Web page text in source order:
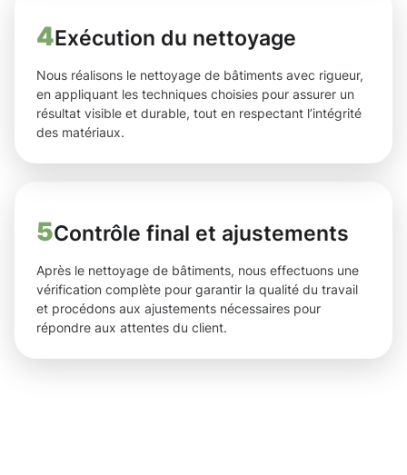
4Exécution du nettoyage
Nous réalisons le nettoyage de bâtiments avec rigueur,
en appliquant les techniques choisies pour assurer un
résultat visible et durable, tout en respectant l’intégrité
des matériaux.
5Contrôle final et ajustements
Après le nettoyage de bâtiments, nous effectuons une
vérification complète pour garantir la qualité du travail
et procédons aux ajustements nécessaires pour
répondre aux attentes du client.